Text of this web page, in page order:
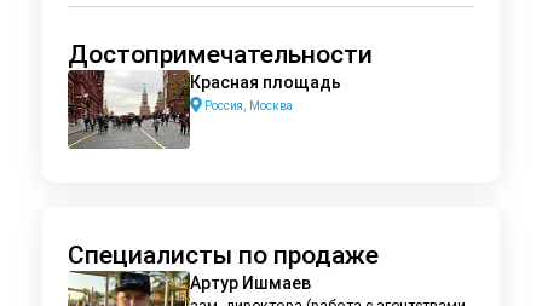
Достопримечательности
Красная площадь
Россия, Москва
Специалисты по продаже
Артур Ишмаев